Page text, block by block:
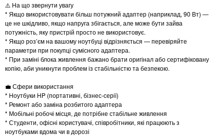
⚠️ На що звернути увагу
* Якщо використовувати більш потужний адаптер (наприклад, 90 Вт) —
це не шкідливо, якщо напруга збігається, але може бути зайва
потужність, яку пристрій просто не використовує.
* Якщо роз’єм на вашому ноутбуці відрізняється — перевіряйте
параметри при покупці сумісного адаптера.
* При заміні блока живлення бажано брати оригінал або сертифіковану
копію, аби уникнути проблем із стабільністю та безпекою.
💼 Сфери використання
* Ноутбуки HP (портативні, бізнес-серії)
* Ремонт або заміна розбитого адаптера
* Мобільні робочі місця, де потрібне стабільне живлення
* Студенти, офісні користувачі, співробітники, які працюють з
ноутбуками вдома чи в дорозі